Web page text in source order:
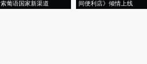
索葡语国家新渠道
间便利店》倾情上线